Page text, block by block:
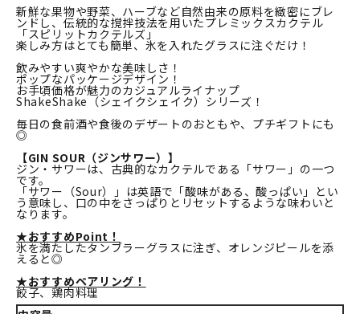
新鮮な果物や野菜、ハーブなど自然由来の原料を緻密にブレ
ンドし、伝統的な撹拌技法を用いたプレミックスカクテル
「スピリットカクテルズ」
楽しみ方はとても簡単、氷を入れたグラスに注ぐだけ！
飲みやすい爽やかな美味しさ！
ポップなパッケージデザイン！
お手頃価格が魅力のカジュアルライナップ
ShakeShake（シェイクシェイク）シリーズ！
毎日の食前酒や食後のデザートのおともや、プチギフトにも
◎
【GIN SOUR（ジンサワー）】
ジン・サワーは、古典的なカクテルである「サワー」の一つ
です。
「サワー（Sour）」は英語で「酸味がある、酸っぱい」とい
う意味し、口の中をさっぱりとリセットするような味わいと
なります。
★おすすめPoint！
氷を満たしたタンブラーグラスに注ぎ、オレンジピールを添
えると◎
★おすすめペアリング！
餃子、鶏肉料理